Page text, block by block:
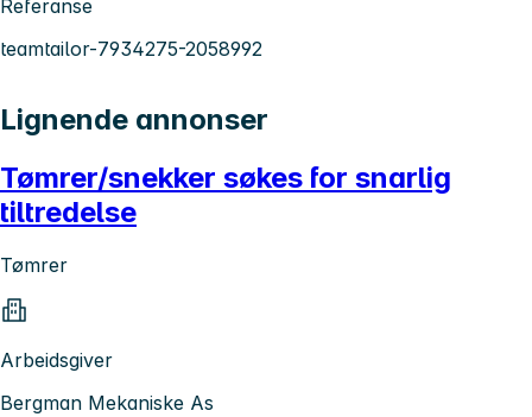
Referanse
teamtailor-7934275-2058992
Lignende annonser
Tømrer/snekker søkes for snarlig
tiltredelse
Tømrer
Arbeidsgiver
Bergman Mekaniske As